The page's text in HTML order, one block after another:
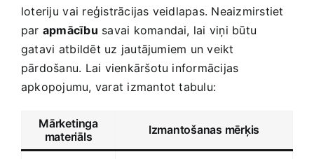
loteriju ⁢vai reģistrācijas veidlapas. Neaizmirstiet ​
par apmācību savai komandai, lai ‌viņi būtu
gatavi⁤ atbildēt ‌uz jautājumiem un veikt
pārdošanu. Lai​ vienkāršotu informācijas
apkopojumu, varat​ izmantot tabulu:
Mārketinga
materiāls
Izmantošanas mērķis